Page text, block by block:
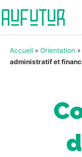
Accueil » Orientation »
administratif et